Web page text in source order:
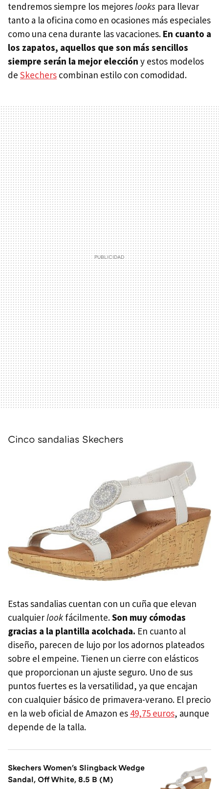
tendremos siempre los mejoreslooks para llevar
tanto a la oficina como en ocasiones más especiales
como una cena durante las vacaciones. En cuanto a
los zapatos, aquellos que son más sencillos
siempre serán la mejor elección y estos modelos
de Skechers combinan estilo con comodidad.
Cinco sandalias Skechers
Estas sandalias cuentan con un cuña que elevan
cualquierlook fácilmente.Son muy cómodas
gracias a la plantilla acolchada. En cuanto al
diseño, parecen de lujo por los adornos plateados
sobre el empeine. Tienen un cierre con elásticos
que proporcionan un ajuste seguro. Uno de sus
puntos fuertes es la versatilidad, ya que encajan
con cualquier básico de primavera-verano. El precio
en la web oficial de Amazon es 49,75 euros, aunque
depende de la talla.
Skechers Women's Slingback Wedge
Sandal, Off White, 8.5 B (M)